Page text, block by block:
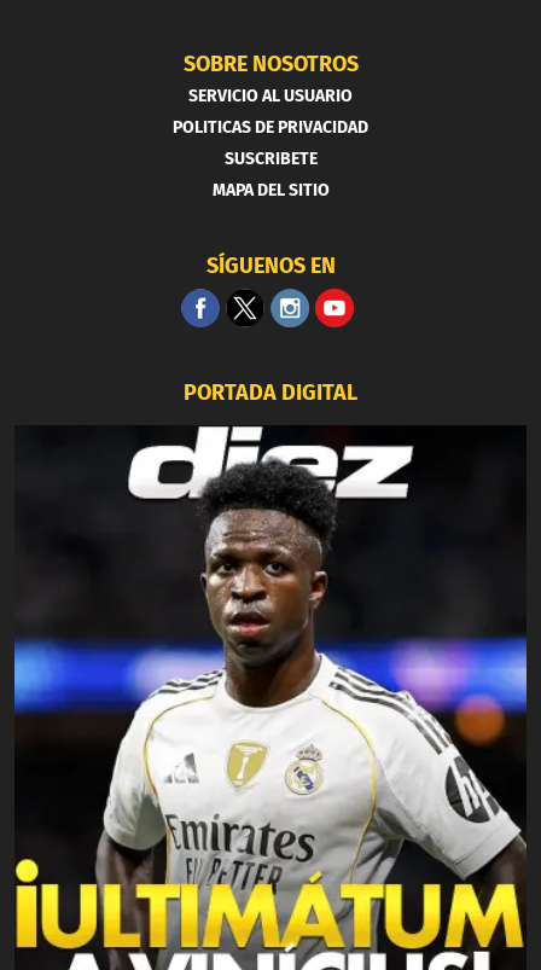
SOBRE NOSOTROS
SERVICIO AL USUARIO
POLITICAS DE PRIVACIDAD
SUSCRIBETE
MAPA DEL SITIO
SÍGUENOS EN
PORTADA DIGITAL